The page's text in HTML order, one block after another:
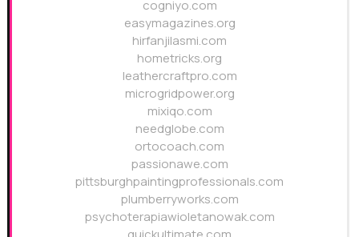
cogniyo.com
easymagazines.org
hirfanjilasmi.com
hometricks.org
leathercraftpro.com
microgridpower.org
mixiqo.com
needglobe.com
ortocoach.com
passionawe.com
pittsburghpaintingprofessionals.com
plumberryworks.com
psychoterapiawioletanowak.com